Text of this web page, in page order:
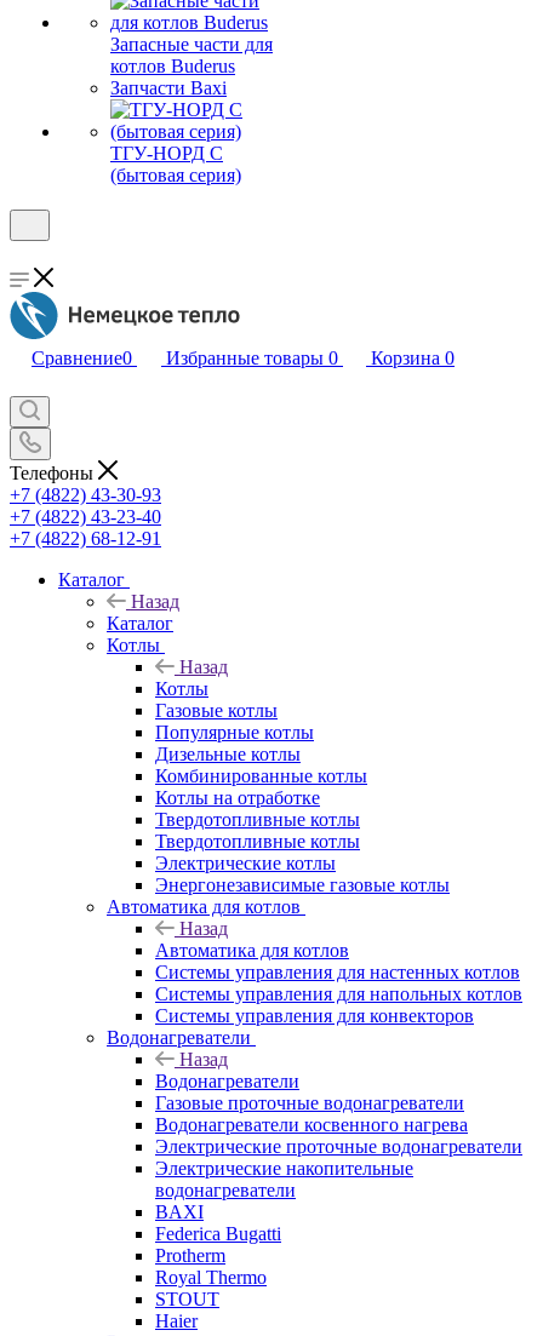
Запасные части для
котлов Buderus
Запчасти Baxi
ТГУ-НОРД С
(бытовая серия)
Сравнение0 Избранные товары 0 Корзина 0
Телефоны
+7 (4822) 43-30-93
+7 (4822) 43-23-40
+7 (4822) 68-12-91
Каталог
Назад
Каталог
Котлы
Назад
Котлы
Газовые котлы
Популярные котлы
Дизельные котлы
Комбинированные котлы
Котлы на отработке
Твердотопливные котлы
Твердотопливные котлы
Электрические котлы
Энергонезависимые газовые котлы
Автоматика для котлов
Назад
Автоматика для котлов
Системы управления для настенных котлов
Системы управления для напольных котлов
Системы управления для конвекторов
Водонагреватели
Назад
Водонагреватели
Газовые проточные водонагреватели
Водонагреватели косвенного нагрева
Электрические проточные водонагреватели
Электрические накопительные
водонагреватели
BAXI
Federica Bugatti
Protherm
Royal Thermo
STOUT
Haier